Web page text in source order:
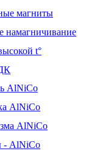
магниты
намагничивание
t°
AlNiCo
AlNiCo
AlNiCo
- AlNiCo